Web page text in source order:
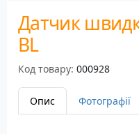
Датчик
BL
Код товару: 000928
Опис Фотографії